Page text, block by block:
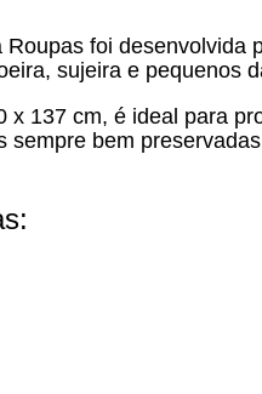
foi
sujeira e pequenos
x 137 cm, é ideal para
sempre bem